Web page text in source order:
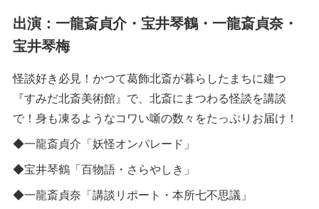
出演：一龍斎貞介・宝井琴鶴・一龍斎貞奈・
宝井琴梅
怪談好き必見！かつて葛飾北斎が暮らしたまちに建つ
『すみだ北斎美術館』で、北斎にまつわる怪談を講談
で！身も凍るようなコワい噺の数々をたっぷりお届け！
◆一龍斎貞介「妖怪オンパレード」
◆宝井琴鶴「百物語・さらやしき」
◆一龍斎貞奈「講談リポート・本所七不思議」